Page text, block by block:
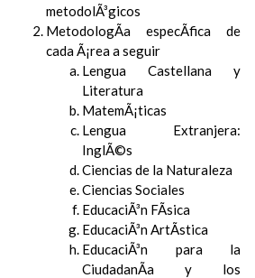
metodolÃ³gicos
MetodologÃ­a especÃ­fica de
cada Ã¡rea a seguir
Lengua Castellana y
Literatura
MatemÃ¡ticas
Lengua Extranjera:
InglÃ©s
Ciencias de la Naturaleza
Ciencias Sociales
EducaciÃ³n FÃ­sica
EducaciÃ³n ArtÃ­stica
EducaciÃ³n para la
CiudadanÃ­a y los